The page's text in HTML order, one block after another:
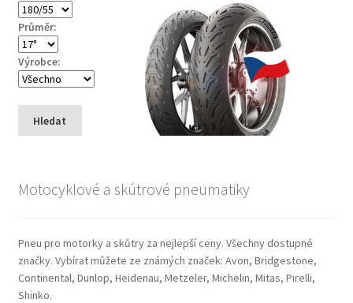
Průměr:
Výrobce:
Hledat
Motocyklové a skútrové pneumatiky
Pneu pro motorky a skůtry za nejlepší ceny. Všechny dostupné
značky. Vybírat můžete ze známých značek: Avon, Bridgestone,
Continental, Dunlop, Heidenau, Metzeler, Michelin, Mitas, Pirelli,
Shinko.